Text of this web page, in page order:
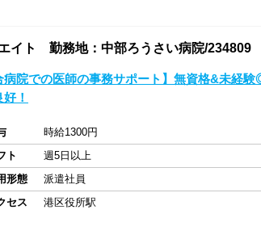
イト 勤務地：中部ろうさい病院/234809
病院での医師の事務サポート】無資格&未経
！
時給1300円
ト
週5日以上
形態
派遣社員
セス
港区役所駅